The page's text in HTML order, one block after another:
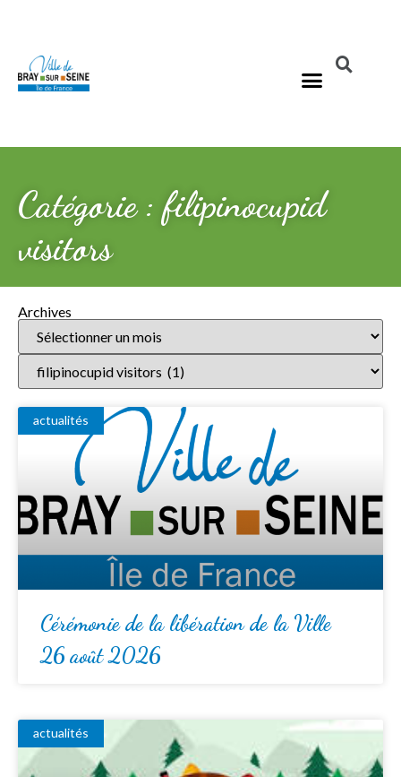
Catégorie : filipinocupid
visitors
Archives
actualités
Cérémonie de la libération de la Ville
26 août 2026
actualités